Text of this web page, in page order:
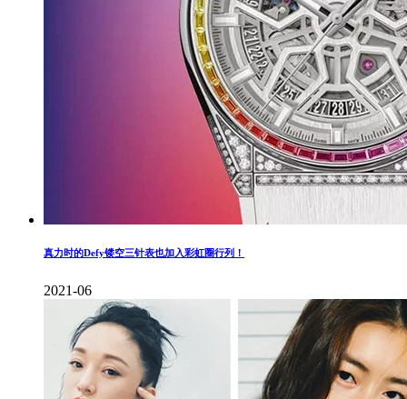
真力时的Defy镂空三针表也加入彩虹圈行列！
2021-06